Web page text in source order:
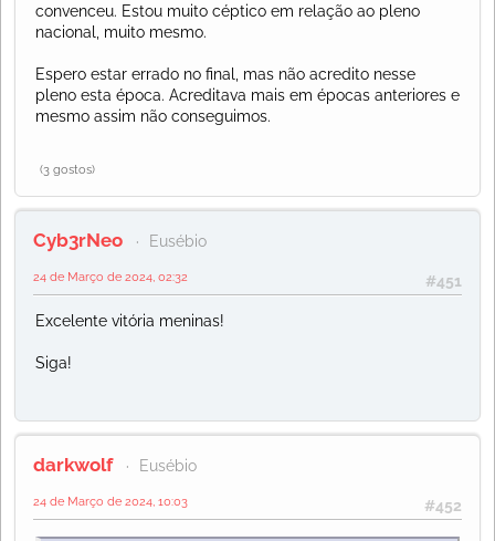
convenceu. Estou muito céptico em relação ao pleno
nacional, muito mesmo.
Espero estar errado no final, mas não acredito nesse
pleno esta época. Acreditava mais em épocas anteriores e
mesmo assim não conseguimos.
(3 gostos)
Cyb3rNeo Eusébio
#451
24 de Março de 2024, 02:32
Excelente vitória meninas!
Siga!
darkwolf Eusébio
#452
24 de Março de 2024, 10:03